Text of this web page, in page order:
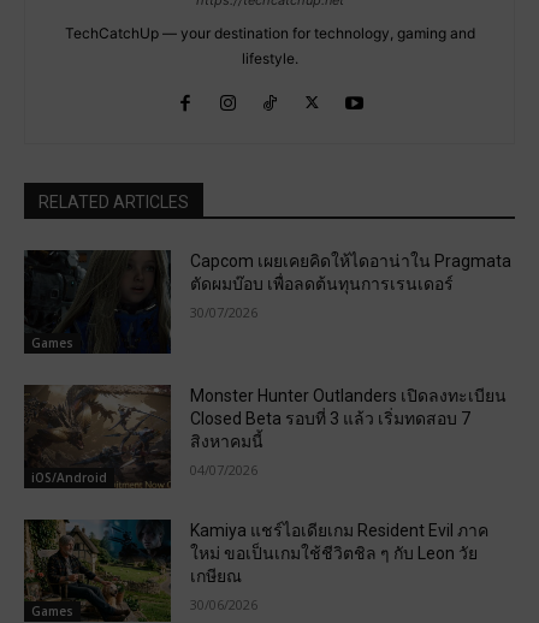
TechCatchUp — your destination for technology, gaming and
lifestyle.
RELATED ARTICLES
Games
Capcom เผยเคยคิดให้ไดอาน่าใน Pragmata
ตัดผมบ๊อบ เพื่อลดต้นทุนการเรนเดอร์
30/07/2026
iOS/Android
Monster Hunter Outlanders เปิดลงทะเบียน
Closed Beta รอบที่ 3 แล้ว เริ่มทดสอบ 7
สิงหาคมนี้
04/07/2026
Games
Kamiya แชร์ไอเดียเกม Resident Evil ภาค
ใหม่ ขอเป็นเกมใช้ชีวิตชิล ๆ กับ Leon วัย
เกษียณ
30/06/2026